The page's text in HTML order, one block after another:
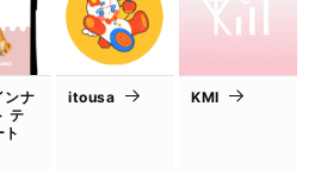
ンナ
テ
itousa KMI